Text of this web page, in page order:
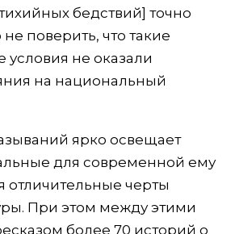
бедствий] точно
поверить, что такие
не оказали
на национальный
ярко освещает
для современной ему
отличительные черты
При этом между этими
более 70 историй о